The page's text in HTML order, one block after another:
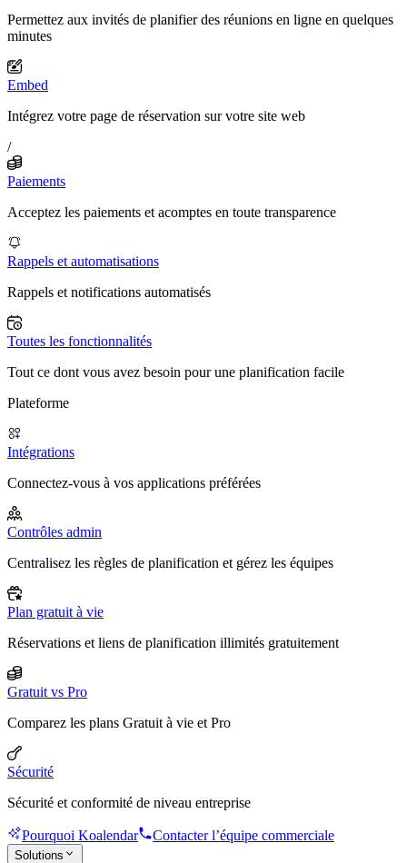
Permettez aux invités de planifier des réunions en ligne en quelques
minutes
Embed
Intégrez votre page de réservation sur votre site web
/
Paiements
Acceptez les paiements et acomptes en toute transparence
Rappels et automatisations
Rappels et notifications automatisés
Toutes les fonctionnalités
Tout ce dont vous avez besoin pour une planification facile
Plateforme
Intégrations
Connectez-vous à vos applications préférées
Contrôles admin
Centralisez les règles de planification et gérez les équipes
Plan gratuit à vie
Réservations et liens de planification illimités gratuitement
Gratuit vs Pro
Comparez les plans Gratuit à vie et Pro
Sécurité
Sécurité et conformité de niveau entreprise
Pourquoi Koalendar Contacter l’équipe commerciale
Solutions